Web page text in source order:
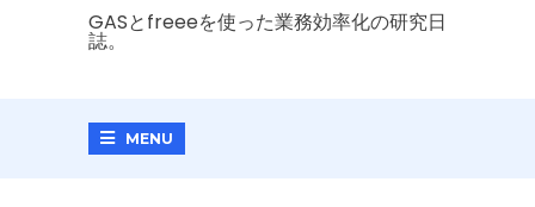
GASとfreeeを使った業務効率化の研究日
誌。
MENU